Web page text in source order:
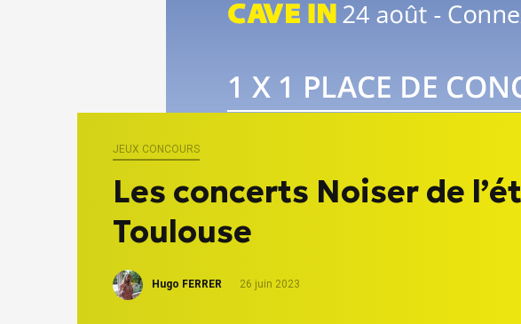
JEUX CONCOURS
Les concerts Noiser de
Toulouse
Hugo FERRER 26 juin 2023